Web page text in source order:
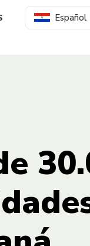
Español